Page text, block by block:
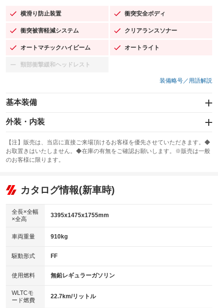
横滑り防止装置
：装備あり 衝突安全ボディ
：装備あり
衝突被害軽減システム
：装備あり クリアランスソナー
：装備あり
オートマチックハイビーム
：装備あり オートライト
：装備あり
頸部衝撃緩和ヘッドレスト
：装備なし
装備略号／用語解説
基本装備
エアバッグ：運転席/助手席/サイド
：装備あり
：装備あり
サンルーフ
：装備なし ABS
リフトアップ
：装備なし
：装備なし
パワーウィンドウ
アイドリングストップ
：装備あり
USB入力端子
：装備なし
100V電源
：装備なし
センターデフロック
：装備なし
外装・内装
カーナビ
：装備なし
TV
：装備なし
ビジュアル
：装備なし
：装備なし
革シート
キーレス
HID(キセノンライト)
：装備なし
バックカメラ
：装備あり
エアロ
：装備なし
【注】販売は、当店に直接ご来場頂けるお客様を優先させていただきます。◆
お取置きはいたしません。◆在庫の有無をご確認お願いします。※販売は一般
のお客様に限ります。
カタログ情報(新車時)
全長×全幅
×全高
3395x1475x1755mm
車両重量 910kg
駆動形式 FF
使用燃料 無鉛レギュラーガソリン
WLTCモ
ード燃費
22.7km/リットル